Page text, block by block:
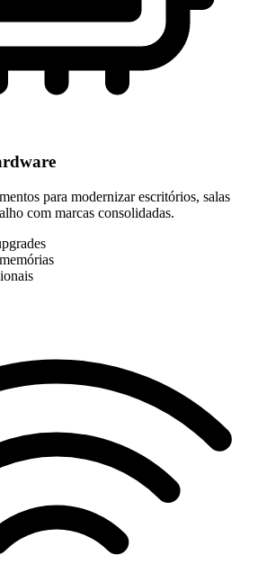
para modernizar escritórios, salas
com marcas consolidadas.